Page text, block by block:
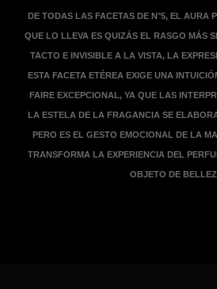
DE TODAS LAS FACETAS DE N°5, EL AURA
QUE LO LLEVA ES QUIZÁS EL RASGO MÁS
TACTO E INVISIBLE A LA VISTA, LA
ESTA FACETA ETÉREA EXIGE UNA
FAIRE EXCEPCIONAL, YA QUE LAS
LA ESTELA DE LA FRAGANCIA SE
PERO ES EL GESTO EMOCIONAL DE LA
TRANSFORMA LA EXPERIENCIA DEL
OBJETO DE